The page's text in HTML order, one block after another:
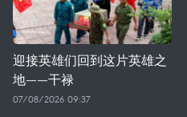
迎接英雄们回到这片英雄之
地——干禄
07/08/2026 09:37